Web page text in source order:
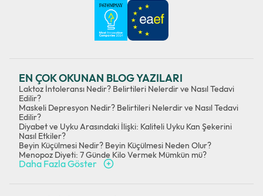
EN ÇOK OKUNAN BLOG YAZILARI
Laktoz İntoleransı Nedir? Belirtileri Nelerdir ve Nasıl Tedavi
Edilir?
Maskeli Depresyon Nedir? Belirtileri Nelerdir ve Nasıl Tedavi
Edilir?
Diyabet ve Uyku Arasındaki İlişki: Kaliteli Uyku Kan Şekerini
Nasıl Etkiler?
Beyin Küçülmesi Nedir? Beyin Küçülmesi Neden Olur?
Menopoz Diyeti: 7 Günde Kilo Vermek Mümkün mü?
Daha Fazla Göster